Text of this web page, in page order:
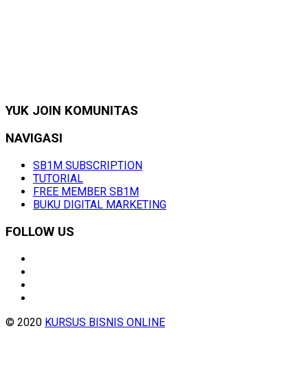
YUK JOIN KOMUNITAS
NAVIGASI
SB1M SUBSCRIPTION
TUTORIAL
FREE MEMBER SB1M
BUKU DIGITAL MARKETING
FOLLOW US
© 2020 KURSUS BISNIS ONLINE